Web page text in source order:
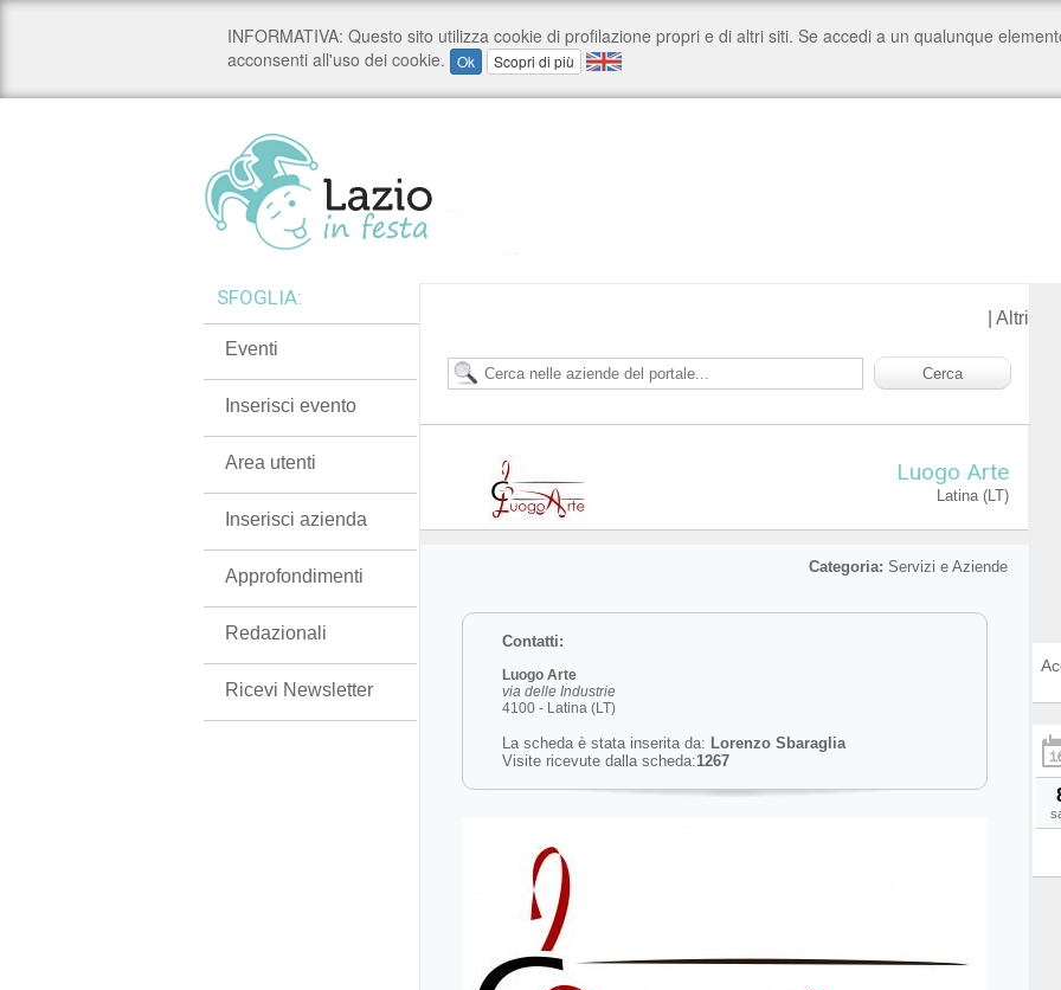
Altri
Luogo Arte
Latina (LT)
Categoria: Servizi e Aziende
Contatti:
Luogo Arte
via delle Industrie
4100 - Latina (LT)
La scheda è stata inserita da: Lorenzo Sbaraglia
Visite ricevute dalla scheda:1267
SFOGLIA:
Eventi
Inserisci evento
Area utenti
Inserisci azienda
Approfondimenti
Redazionali
Ricevi Newsletter